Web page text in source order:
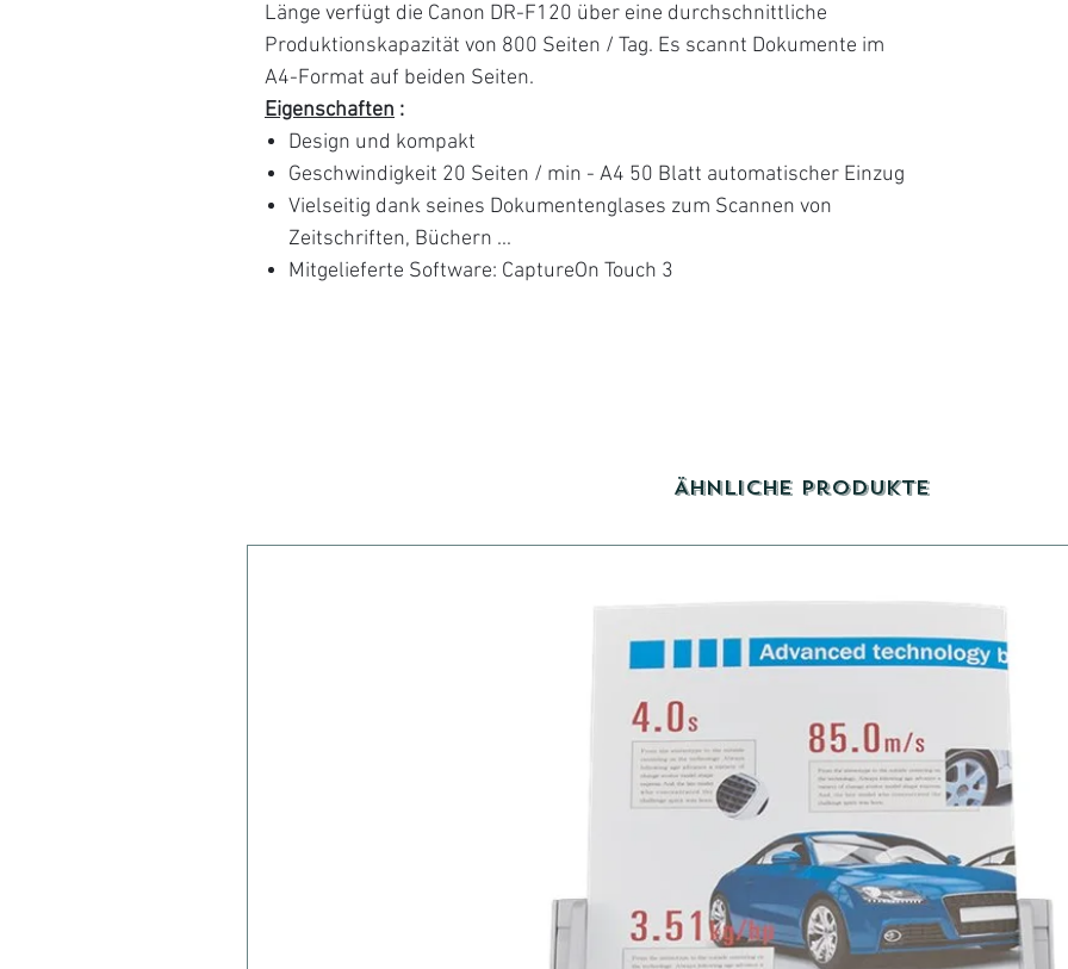
Länge verfügt die Canon DR-F120 über eine durchschnittliche
Produktionskapazität von 800 Seiten / Tag. Es scannt Dokumente im
A4-Format auf beiden Seiten.
Eigenschaften :
Design und kompakt
Geschwindigkeit 20 Seiten / min - A4 50 Blatt automatischer Einzug
Vielseitig dank seines Dokumentenglases zum Scannen von
Zeitschriften, Büchern ...
Mitgelieferte Software: CaptureOn Touch 3
Ähnliche Produkte